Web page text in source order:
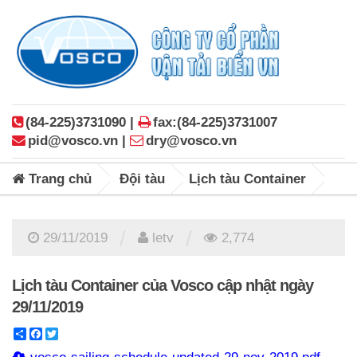
(84-225)3731090 |
fax:(84-225)3731007
pid@vosco.vn |
dry@vosco.vn
Trang chủ Đội tàu Lịch tàu Container
29/11/2019 letv 2,774
Lịch tàu Container của Vosco cập nhật ngày
29/11/2019
ShareFacebook